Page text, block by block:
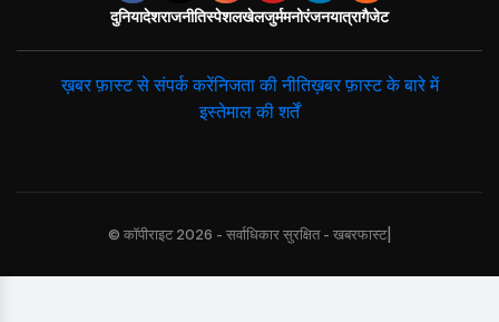
दुनियादेशराजनीतिस्पेशलखेलजुर्ममनोरंजनयात्रागैजेट
ख़बर फ़ास्ट से संपर्क करेंनिजता की नीतिख़बर फ़ास्ट के बारे में
इस्तेमाल की शर्तें
© कॉपीराइट 2026 - सर्वाधिकार सुरक्षित - खबरफास्ट|